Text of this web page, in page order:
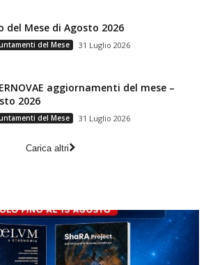
del Mese di Agosto 2026
del Mese 31 Luglio 2026
aggiornamenti del mese –
2026
del Mese 31 Luglio 2026
Carica altri